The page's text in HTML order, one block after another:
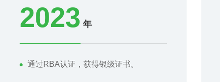
2023 年
通过RBA认证，获得银级证书。